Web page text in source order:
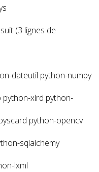
(3 lignes de
dateutil python-numpy
xlrd python-
python-opencv
sqlalchemy
lxml